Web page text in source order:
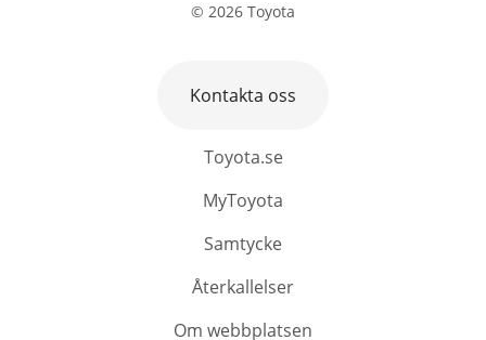
© 2026 Toyota
Toyota.se
MyToyota
Samtycke
Återkallelser
Om webbplatsen
Kontakta oss